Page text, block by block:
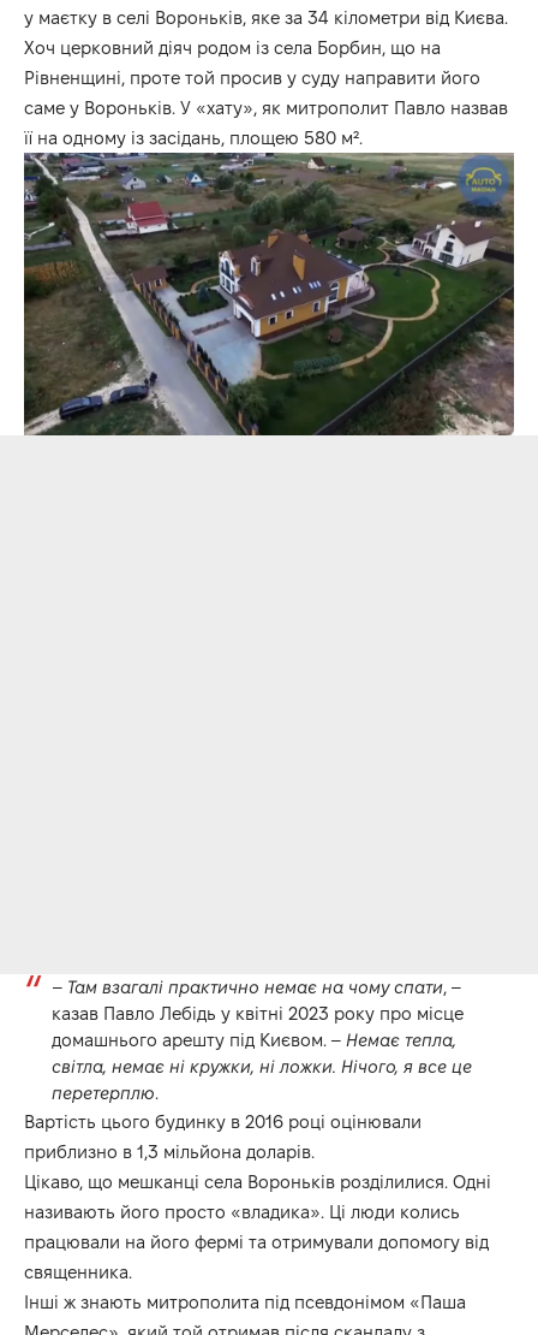
у маєтку в селі Вороньків, яке за 34 кілометри від Києва.
Хоч церковний діяч родом із села Борбин, що на
Рівненщині, проте той просив у суду направити його
саме у Вороньків. У «хату», як митрополит Павло назвав
її на одному із засідань, площею 580 м².
– Там взагалі практично немає на чому спати, –
казав Павло Лебідь у квітні 2023 року про місце
домашнього арешту під Києвом. – Немає тепла,
світла, немає ні кружки, ні ложки. Нічого, я все це
перетерплю.
Вартість цього будинку в 2016 році оцінювали
приблизно в 1,3 мільйона доларів.
Цікаво, що мешканці села Вороньків розділилися. Одні
називають його просто «владика». Ці люди колись
працювали на його фермі та отримували допомогу від
священника.
Інші ж знають митрополита під псевдонімом «Паша